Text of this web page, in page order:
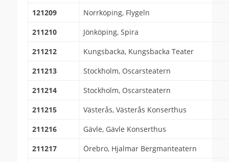
121209
Norrköping, Flygeln
211210
Jönköping, Spira
211212
Kungsbacka, Kungsbacka Teater
211213
Stockholm, Oscarsteatern
211214
Stockholm, Oscarsteatern
211215
Västerås, Västerås Konserthus
211216
Gävle, Gävle Konserthus
211217
Örebro, Hjalmar Bergmanteatern